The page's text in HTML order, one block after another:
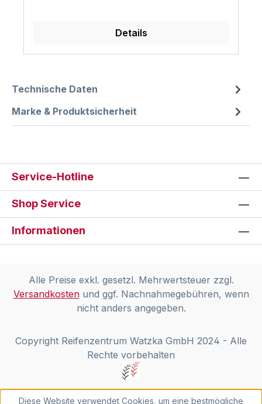
Details
Technische Daten
Marke & Produktsicherheit
Service-Hotline
Shop Service
Informationen
Alle Preise exkl. gesetzl. Mehrwertsteuer zzgl.
Versandkostenund ggf. Nachnahmegebühren, wenn
nicht anders angegeben.
Copyright Reifenzentrum Watzka GmbH 2024 - Alle
Rechte vorbehalten
Diese Website verwendet Cookies, um eine bestmögliche